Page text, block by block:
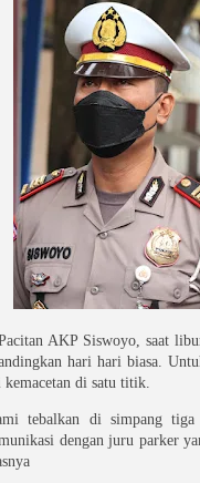
AKP Siswoyo, saat
hari hari biasa.
di satu titik.
tebalkan di simpang tiga
dengan juru parker